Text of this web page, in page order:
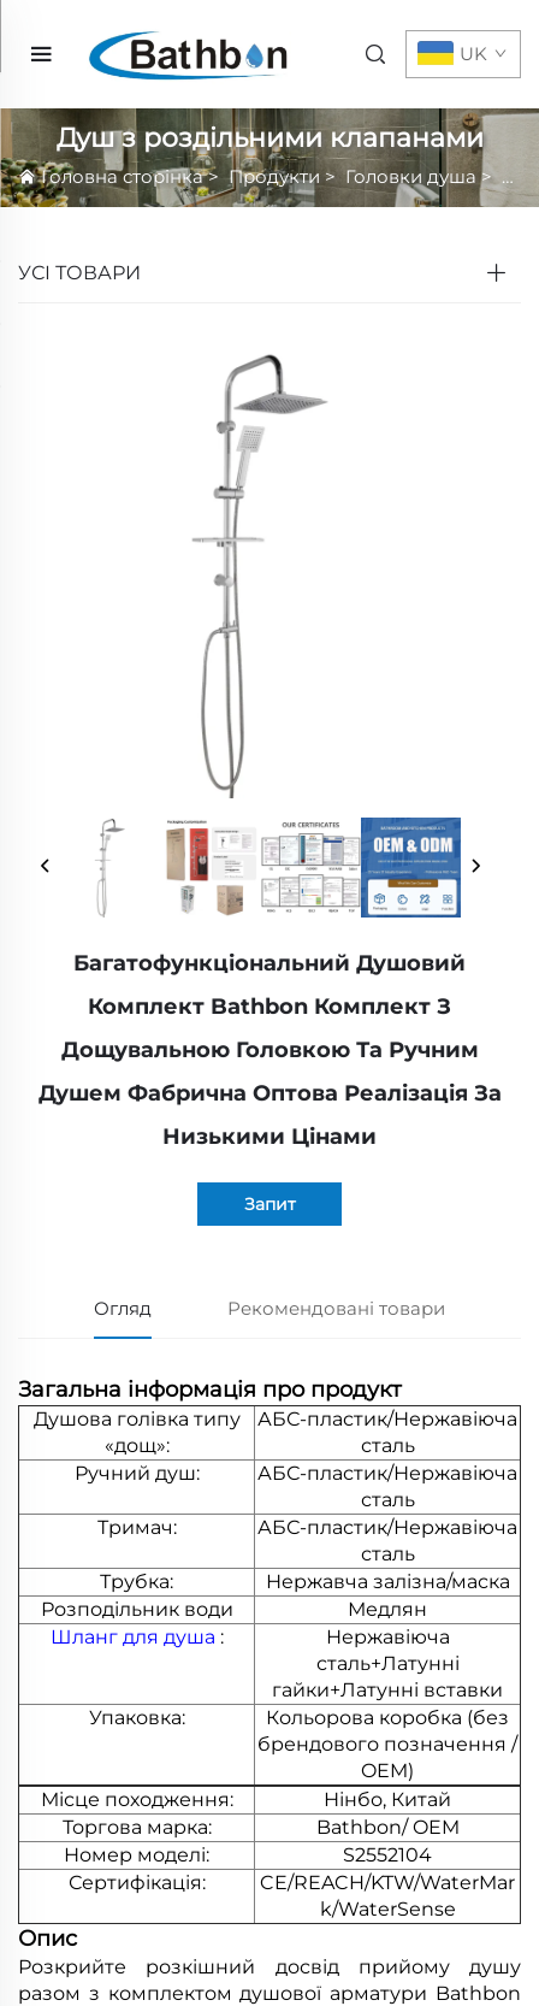
UK
Душ з роздільними клапанами
Головна сторінка>Продукти > Головки душа >
УСІ ТОВАРИ
Багатофункціональний Душовий
Комплект Bathbon Комплект З
Дощувальною Головкою Та Ручним
Душем Фабрична Оптова Реалізація За
Низькими Цінами
Запит
Огляд Рекомендовані товари
Загальна інформація про продукт
Душова голівка типу
«дощ»:
АБС-пластик/Нержавіюча
сталь
Ручний душ:
АБС-пластик/Нержавіюча
сталь
Тримач:
АБС-пластик/Нержавіюча
сталь
Трубка:
Нержавча залізна/маска
Розподільник води
Медлян
Шланг для душа :
Нержавіюча
сталь+Латунні
гайки+Латунні вставки
Упаковка:
Кольорова коробка (без
брендового позначення /
OEM)
Місце походження:
Нінбо, Китай
Торгова марка:
Bathbon/ OEM
Номер моделі:
S2552104
Сертифікація:
CE/REACH/KTW/WaterMar
k/WaterSense
Опис
Розкрийте розкішний досвід прийому душу
разом з комплектом душової арматури Bathbon